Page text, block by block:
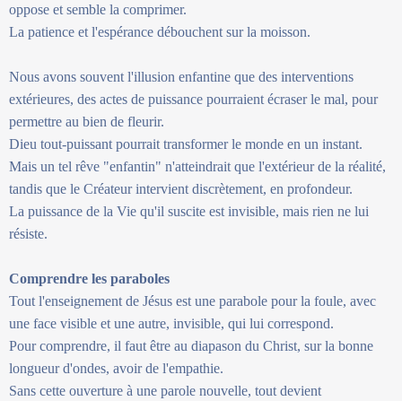
oppose et semble la comprimer.
La patience et l'espérance débouchent sur la moisson.
Nous avons souvent l'illusion enfantine que des interventions
extérieures, des actes de puissance pourraient écraser le mal, pour
permettre au bien de fleurir.
Dieu tout-puissant pourrait transformer le monde en un instant.
Mais un tel rêve "enfantin" n'atteindrait que l'extérieur de la réalité,
tandis que le Créateur intervient discrètement, en profondeur.
La puissance de la Vie qu'il suscite est invisible, mais rien ne lui
résiste.
Comprendre les paraboles
Tout l'enseignement de Jésus est une parabole pour la foule, avec
une face visible et une autre, invisible, qui lui correspond.
Pour comprendre, il faut être au diapason du Christ, sur la bonne
longueur d'ondes, avoir de l'empathie.
Sans cette ouverture à une parole nouvelle, tout devient